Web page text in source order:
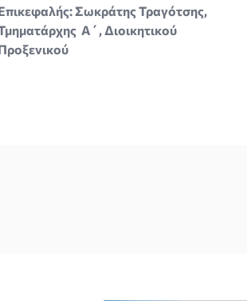
Σωκράτης Τραγότσης,
Α΄, Διοικητικού